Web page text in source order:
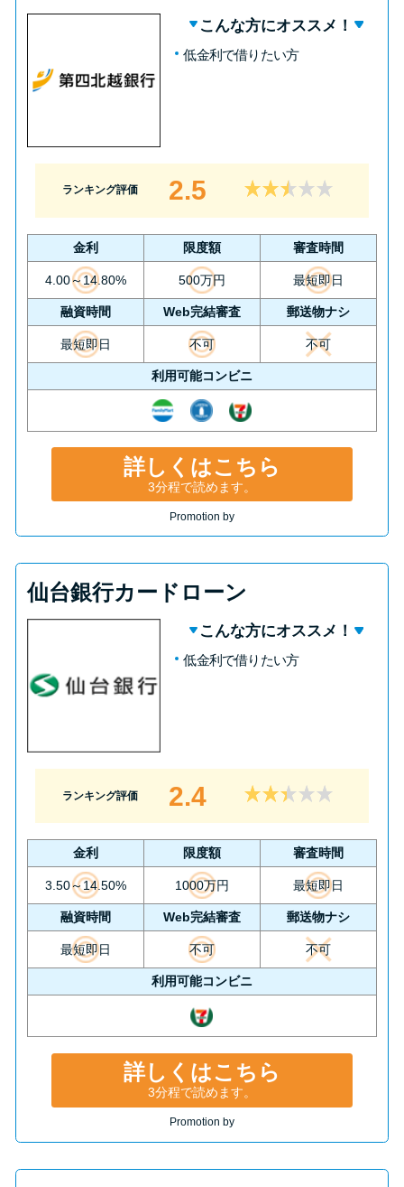
こんな方にオススメ！
低金利で借りたい方
ランキング評価 2.5
金利 限度額 審査時間
4.00～14.80% 500万円 最短即日
融資時間 Web完結審査 郵送物ナシ
最短即日 不可 不可
利用可能コンビニ
詳しくはこちら
3分程で読めます。
Promotion by
仙台銀行カードローン
こんな方にオススメ！
低金利で借りたい方
ランキング評価 2.4
金利 限度額 審査時間
3.50～14.50% 1000万円 最短即日
融資時間 Web完結審査 郵送物ナシ
最短即日 不可 不可
利用可能コンビニ
詳しくはこちら
3分程で読めます。
Promotion by